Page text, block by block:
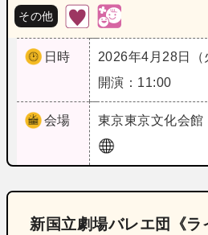
その他
日時
2026年4月28日（
開演：11:00
会場 東京東京文化会館
新国立劇場バレエ団《ラ